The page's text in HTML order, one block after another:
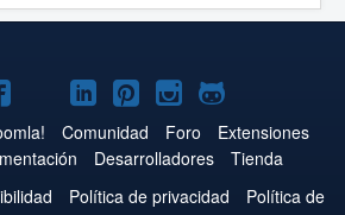
Joomla!
en
Facebook
Joomla!
en
YouTube
Joomla!
en
LinkedIn
Joomla!
en
Pinterest
Joomla!
en
Instagram
Joomla!
en
GitHub
Comunidad Foro
Extensiones
Desarrolladores
Tienda
Política de privacidad
Política de